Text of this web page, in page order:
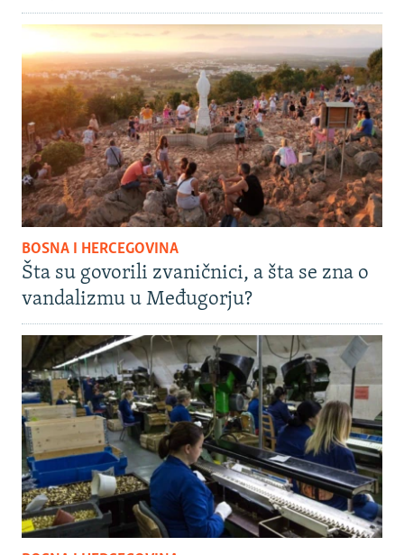
BOSNA I HERCEGOVINA
Šta su govorili zvaničnici, a šta se zna o
vandalizmu u Međugorju?